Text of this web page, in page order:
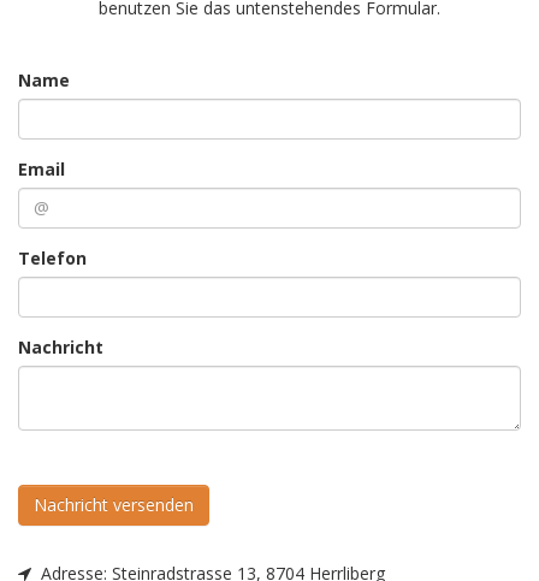
benutzen Sie das untenstehendes Formular.
Name
Email
Telefon
Nachricht
Nachricht versenden
Adresse: Steinradstrasse 13, 8704 Herrliberg